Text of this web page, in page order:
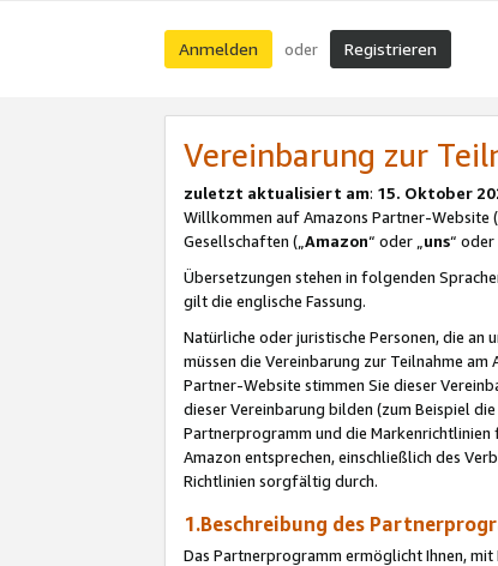
Anmelden oder Registrieren
Vereinbarung zur
zuletzt aktualisiert am: 15. Oktober
Willkommen auf Amazons Partner-Website
Gesellschaften („Amazon“ oder „uns“
Übersetzungen stehen in folgenden
gilt die englische Fassung.
Natürliche oder juristische Personen, die an
müssen die Vereinbarung zur Teilnahme
Partner-Website stimmen Sie dieser
dieser Vereinbarung bilden (zum Beispiel
Partnerprogramm und die
Amazon entsprechen, einschließlich des
Richtlinien sorgfältig durch.
1.Beschreibung des
Das Partnerprogramm ermöglicht Ihnen,